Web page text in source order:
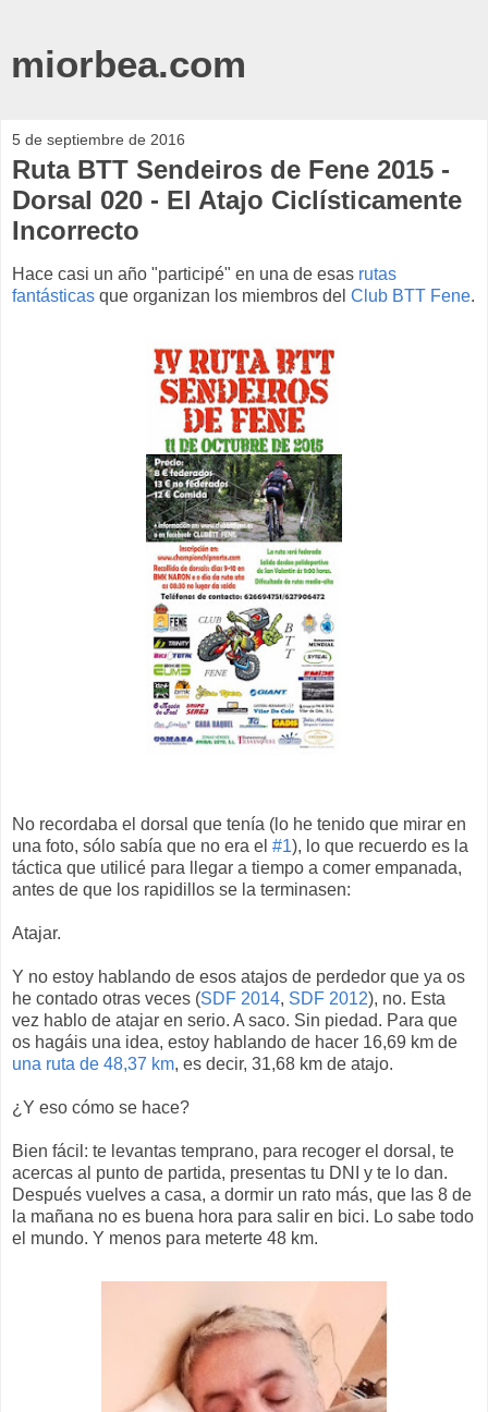
miorbea.com
5 de septiembre de 2016
Ruta BTT Sendeiros de Fene 2015 -
Dorsal 020 - El Atajo Ciclísticamente
Incorrecto
Hace casi un año "participé" en una de esas rutas
fantásticas que organizan los miembros del Club BTT Fene.
No recordaba el dorsal que tenía (lo he tenido que mirar en
una foto, sólo sabía que no era el #1), lo que recuerdo es la
táctica que utilicé para llegar a tiempo a comer empanada,
antes de que los rapidillos se la terminasen:
Atajar.
Y no estoy hablando de esos atajos de perdedor que ya os
he contado otras veces (SDF 2014, SDF 2012), no. Esta
vez hablo de atajar en serio. A saco. Sin piedad. Para que
os hagáis una idea, estoy hablando de hacer 16,69 km de
una ruta de 48,37 km, es decir, 31,68 km de atajo.
¿Y eso cómo se hace?
Bien fácil: te levantas temprano, para recoger el dorsal, te
acercas al punto de partida, presentas tu DNI y te lo dan.
Después vuelves a casa, a dormir un rato más, que las 8 de
la mañana no es buena hora para salir en bici. Lo sabe todo
el mundo. Y menos para meterte 48 km.